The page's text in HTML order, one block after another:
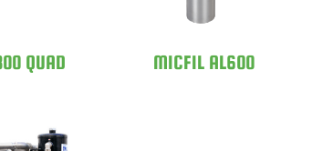
QUAD MICFIL AL600